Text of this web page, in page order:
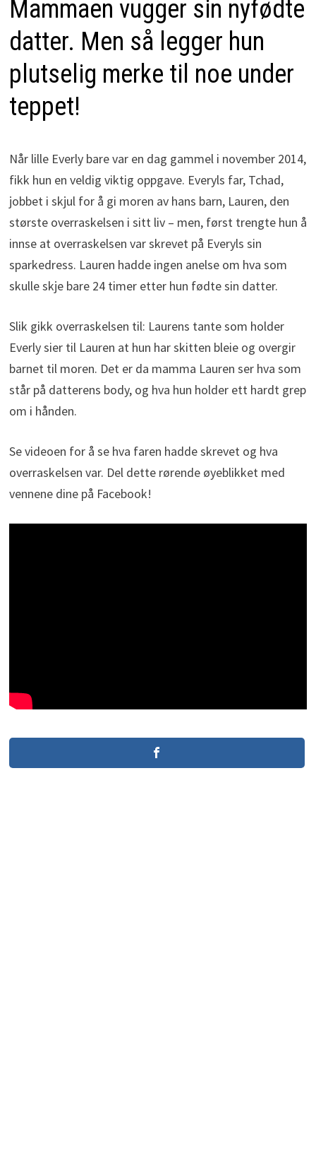
Mammaen vugger sin nyfødte
datter. Men så legger hun
plutselig merke til noe under
teppet!
Når lille Everly bare var en dag gammel i november 2014,
fikk hun en veldig viktig oppgave. Everyls far, Tchad,
jobbet i skjul for å gi moren av hans barn, Lauren, den
største overraskelsen i sitt liv – men, først trengte hun å
innse at overraskelsen var skrevet på Everyls sin
sparkedress. Lauren hadde ingen anelse om hva som
skulle skje bare 24 timer etter hun fødte sin datter.
Slik gikk overraskelsen til: Laurens tante som holder
Everly sier til Lauren at hun har skitten bleie og overgir
barnet til moren. Det er da mamma Lauren ser hva som
står på datterens body, og hva hun holder ett hardt grep
om i hånden.
Se videoen for å se hva faren hadde skrevet og hva
overraskelsen var. Del dette rørende øyeblikket med
vennene dine på Facebook!